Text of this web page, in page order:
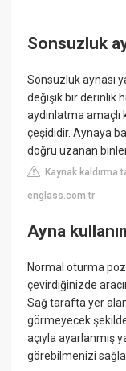
Sonsuzluk
Sonsuzluk aynası
değişik bir derinlik
aydınlatma amaçlı
çeşididir. Aynaya
doğru uzanan
Kaynak kaldırma
englass.com.tr
Ayna
Normal oturma
çevirdiğinizde
Sağ tarafta yer alan
görmeyecek
açıyla ayarlanmış
görebilmenizi